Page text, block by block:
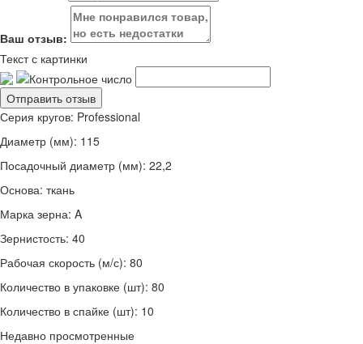
Ваш отзыв:
Текст с картинки
Серия кругов: Professional
Диаметр (мм): 115
Посадочный диаметр (мм): 22,2
Основа: ткань
Марка зерна: A
Зернистость: 40
Рабочая скорость (м/с): 80
Количество в упаковке (шт): 80
Количество в спайке (шт): 10
Недавно просмотренные